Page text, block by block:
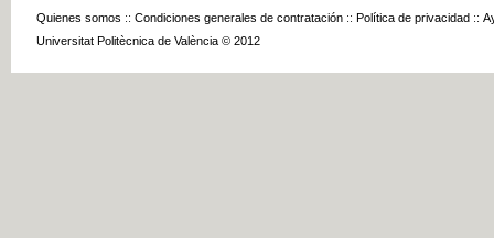
Quienes somos :: Condiciones generales de contratación :: Política de privacidad ::
Universitat Politècnica de València © 2012